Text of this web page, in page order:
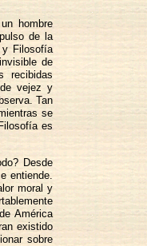
hombre
de la
y Filosofía
de
recibidas
vejez y
Tan
se
es
Desde
entiende.
moral y
América
existido
sobre